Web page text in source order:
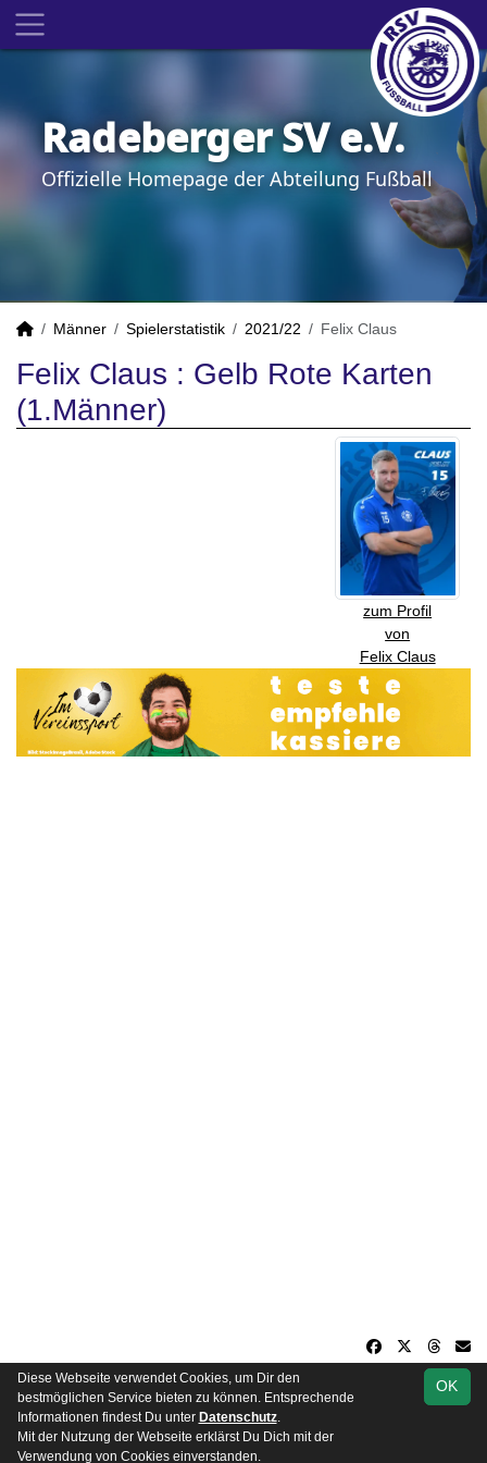
Radeberger SV e.V.
Offizielle Homepage der Abteilung Fußball
Männer Spielerstatistik 2021/22 Felix Claus
Felix Claus : Gelb Rote Karten
(1.Männer)
zum Profil
von
Felix Claus
soccero.de
© 2006 - 2026
Besucherstatistik Impressum Datenschutz
OK
Diese Webseite verwendet Cookies, um Dir den
bestmöglichen Service bieten zu können. Entsprechende
Informationen findest Du unter Datenschutz.
Mit der Nutzung der Webseite erklärst Du Dich mit der
Verwendung von Cookies einverstanden.